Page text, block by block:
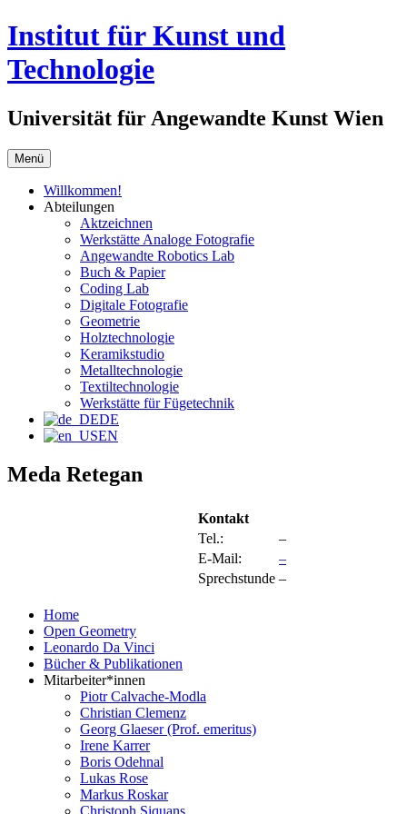
Springe
zum
Inhalt
Institut für Kunst und
Technologie
Universität für Angewandte Kunst Wien
Menü
Willkommen!
Abteilungen
Aktzeichnen
Werkstätte Analoge Fotografie
Angewandte Robotics Lab
Buch & Papier
Coding Lab
Digitale Fotografie
Geometrie
Holztechnologie
Keramikstudio
Metalltechnologie
Textiltechnologie
Werkstätte für Fügetechnik
DE
EN
Meda Retegan
Kontakt
Tel.:
–
E-Mail:
–
Sprechstunde –
Home
Open Geometry
Leonardo Da Vinci
Bücher & Publikationen
Mitarbeiter*innen
Piotr Calvache-Modla
Christian Clemenz
Georg Glaeser (Prof. emeritus)
Irene Karrer
Boris Odehnal
Lukas Rose
Markus Roskar
Christoph Siquans